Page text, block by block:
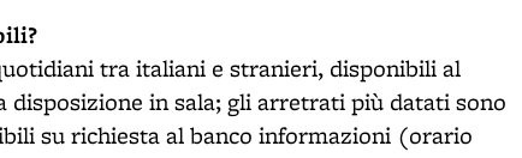
tra italiani e stranieri, disponibili al
in sala; gli arretrati più datati sono
su richiesta al banco informazioni (orario